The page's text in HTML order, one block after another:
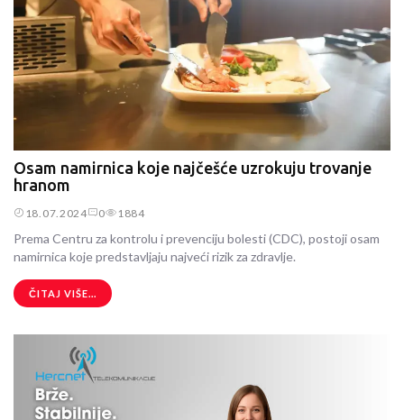
Osam namirnica koje najčešće uzrokuju trovanje
hranom
18.07.2024 0 1884
Prema Centru za kontrolu i prevenciju bolesti (CDC), postoji osam
namirnica koje predstavljaju najveći rizik za zdravlje.
ČITAJ VIŠE...